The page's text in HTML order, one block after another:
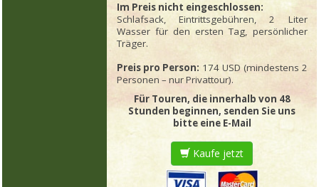
Im Preis nicht eingeschlossen:
Schlafsack, Eintrittsgebühren, 2 Liter
Wasser für den ersten Tag, persönlicher
Träger.
Preis pro Person: 174 USD (mindestens 2
Personen – nur Privattour).
Für Touren, die innerhalb von 48
Stunden beginnen, senden Sie uns
bitte eine E-Mail
Kaufe jetzt